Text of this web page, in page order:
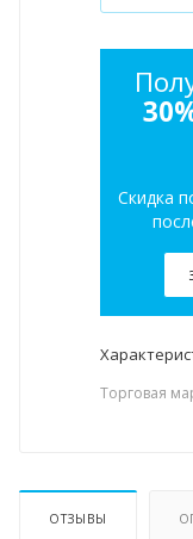
Скидка
Торговая
ОТЗЫВЫ